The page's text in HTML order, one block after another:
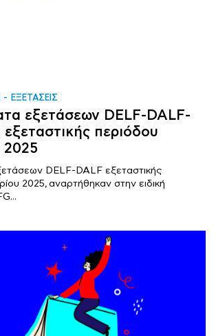
ΕΞΕΤΑΣΕΙΣ
εξετάσεων DELF-DALF-
περιόδου
2025
DELF-DALF εξεταστικής
2025, αναρτήθηκαν στην ειδική